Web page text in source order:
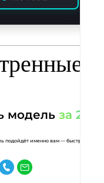
модель за 2
подойдёт именно вам — быстро и по